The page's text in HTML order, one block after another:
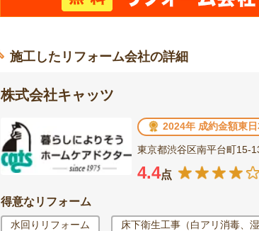
施工したリフォーム会社の詳細
株式会社キャッツ
2024年 成約金額東
東京都渋谷区南平台町15-
4.4点
得意なリフォーム
水回りリフォーム 床下衛生工事（白アリ消毒、